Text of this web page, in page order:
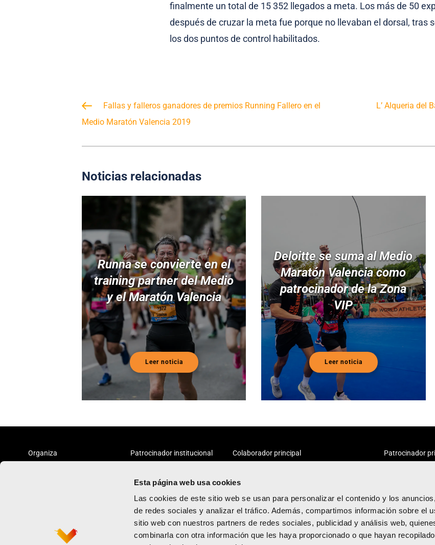
Esta página web usa cookies
Las cookies de este sitio web se usan para personalizar el contenido y los
de redes sociales y analizar el tráfico. Además, compartimos información sobre el
sitio web con nuestros partners de redes sociales, publicidad y análisis web,
combinarla con otra información que les haya proporcionado o que hayan
finalmente un total de 15 352 llegados a meta. Los más de 50
después de cruzar la meta fue porque no llevaban el dorsal, tras
los dos puntos de control habilitados.
Fallas y falleros ganadores de premios Running Fallero en el
Medio Maratón Valencia 2019
L’ Alqueria del
Noticias relacionadas
Runna se convierte en el
training partner del Medio
y el Maratón Valencia
Leer noticia
Deloitte se suma al Medio
Maratón Valencia como
patrocinador de la Zona
VIP
Leer noticia
Organiza Patrocinador institucional Colaborador principal Patrocinador
Política de privacidad